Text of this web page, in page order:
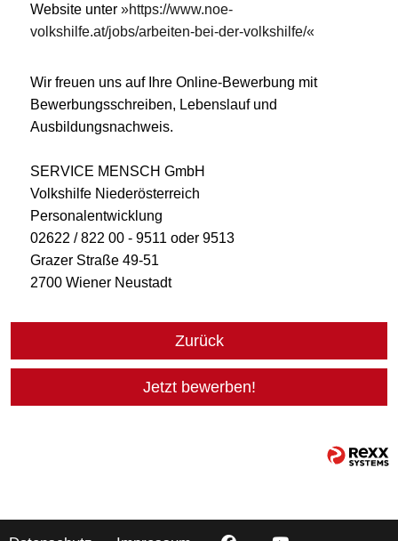
Website unter
https://www.noe-
volkshilfe.at/jobs/arbeiten-bei-der-volkshilfe/
Wir freuen uns auf Ihre Online-Bewerbung mit
Bewerbungsschreiben, Lebenslauf und
Ausbildungsnachweis.
SERVICE MENSCH GmbH
Volkshilfe Niederösterreich
Personalentwicklung
02622 / 822 00 - 9511 oder 9513
Grazer Straße 49-51
2700 Wiener Neustadt
Zurück
Jetzt bewerben!